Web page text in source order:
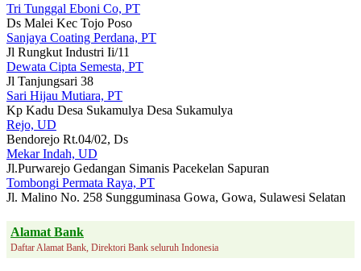
Tri Tunggal Eboni Co, PT
Ds Malei Kec Tojo Poso
Sanjaya Coating Perdana, PT
Jl Rungkut Industri Ii/11
Dewata Cipta Semesta, PT
Jl Tanjungsari 38
Sari Hijau Mutiara, PT
Kp Kadu Desa Sukamulya Desa Sukamulya
Rejo, UD
Bendorejo Rt.04/02, Ds
Mekar Indah, UD
Jl.Purwarejo Gedangan Simanis Pacekelan Sapuran
Tombongi Permata Raya, PT
Jl. Malino No. 258 Sungguminasa Gowa, Gowa, Sulawesi Selatan
Alamat Bank
Daftar Alamat Bank, Direktori Bank seluruh Indonesia